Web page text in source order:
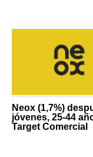
Neox (1,7%)
jóvenes, 25-44
Target Comercial